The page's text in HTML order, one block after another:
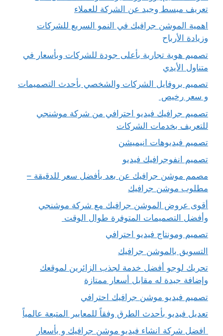
تعريف مبسط وجيد عن الشركة للعملاء
اهمية الموشن جرافيك في النمو السريع للشركات
وزيادة الأرباح
تصميم هوية تجارية بأعلى جودة للشركات وبأسعار في
متناول الأيدي
تصميم بروفايل الشركات والشخصي بأحدث التصميمات
و سعر رخيص
تصميم جرافيك فيديو احترافي من شركة موشنجي
للتعريف بخدمات الشركات
تصميم فيديوهات انيميشن
تصميم انفوجرافيك فيديو
مصمم موشن جرافيك عن بعد بأفضل سعر للدقيقة –
مطلوب موشن جرافيك
أقوى عروض الموشن جرافيك مع شركة موشنجي
وأفضل التصميمات المتوفرة طوال الوقت
تصميم ومونتاج فيديو احترافي
التسويق بالموشن جرافيك
تحريك لوجو أفضل خدمة لجذب الزائرين لموقعك
وإضافة جيدة له مقابل أسعار ممتازة
تصميم فيديو موشن جرافيك احترافي
تعديل فيديو بأحدث الطرق وفقاً للمعايير المتبعة عالمياً
افضل شركة انشاء فيديو موشن جرافيك و بأسعار